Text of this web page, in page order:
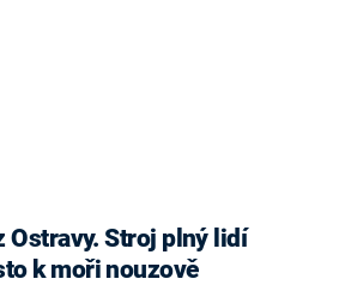
Ostravy. Stroj plný lidí
k moři nouzově